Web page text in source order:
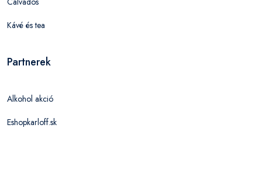
Kávé és tea
Partnerek
Alkohol akció
Eshopkarloff.sk